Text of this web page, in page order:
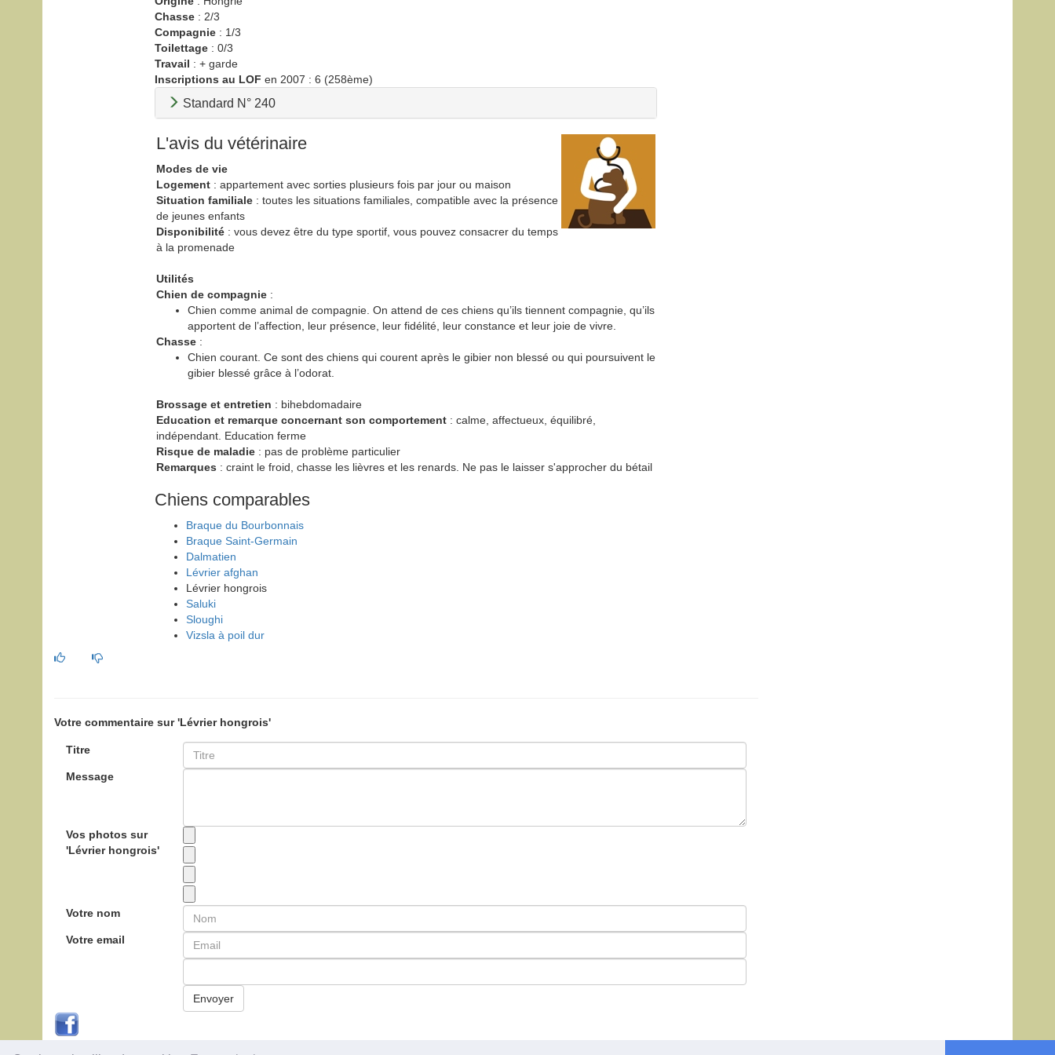
Chasse : 2/3
Compagnie : 1/3
Toilettage : 0/3
Travail : + garde
Inscriptions au LOF en 2007 : 6 (258ème)
Standard N° 240
L'avis du vétérinaire
Modes de vie
Logement : appartement avec sorties plusieurs fois par jour ou maison
Situation familiale : toutes les situations familiales, compatible avec la présence
de jeunes enfants
Disponibilité : vous devez être du type sportif, vous pouvez consacrer du temps
à la promenade
Utilités
Chien de compagnie :
Chien comme animal de compagnie. On attend de ces chiens qu’ils tiennent compagnie, qu’ils
apportent de l’affection, leur présence, leur fidélité, leur constance et leur joie de vivre.
Chasse :
Chien courant. Ce sont des chiens qui courent après le gibier non blessé ou qui poursuivent le
gibier blessé grâce à l’odorat.
Brossage et entretien : bihebdomadaire
Education et remarque concernant son comportement : calme, affectueux, équilibré,
indépendant. Education ferme
Risque de maladie : pas de problème particulier
Remarques : craint le froid, chasse les lièvres et les renards. Ne pas le laisser s'approcher du bétail
Chiens comparables
Braque du Bourbonnais
Braque Saint-Germain
Dalmatien
Lévrier afghan
Lévrier hongrois
Saluki
Sloughi
Vizsla à poil dur
Votre commentaire sur 'Lévrier hongrois'
Titre
Message
Vos photos sur
'Lévrier hongrois'
Votre nom
Votre email
Envoyer